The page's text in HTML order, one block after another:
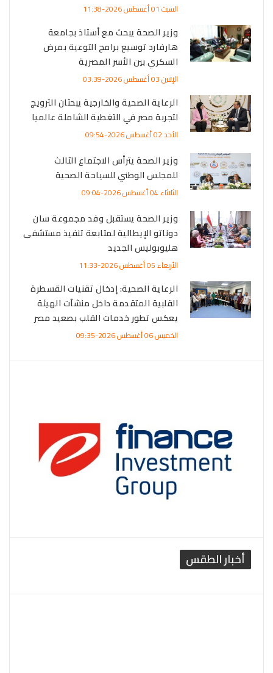
السبت 01 أغسطس 2026-11:38
وزير الصحة يبحث مع أستاذ بجامعة
هارفارد توسيع برامج التوعية بمرض
السكري بين الأسر المصرية
الإثنين 03 أغسطس 2026-03:39
الرعاية الصحية والخارجية يبحثان الترويج
لتجربة مصر في التغطية الشاملة عالميا
الأحد 02 أغسطس 2026-09:54
وزير الصحة يترأس الاجتماع الثالث
للمجلس الوطني للسياحة الصحية
الثلاثاء 04 أغسطس 2026-09:04
وزير الصحة يستقبل وفد مجموعة سان
دوناتو الإيطالية لمتابعة تنفيذ مستشفى
هليوبوليس الجديد
الأربعاء 05 أغسطس 2026-11:33
الرعاية الصحية: إدخال تقنيات القسطرة
القلبية المتقدمة داخل منشآت الهيئة
يعكس تطور خدمات القلب بصعيد مصر
الخميس 06 أغسطس 2026-09:35
أخبار الطقس